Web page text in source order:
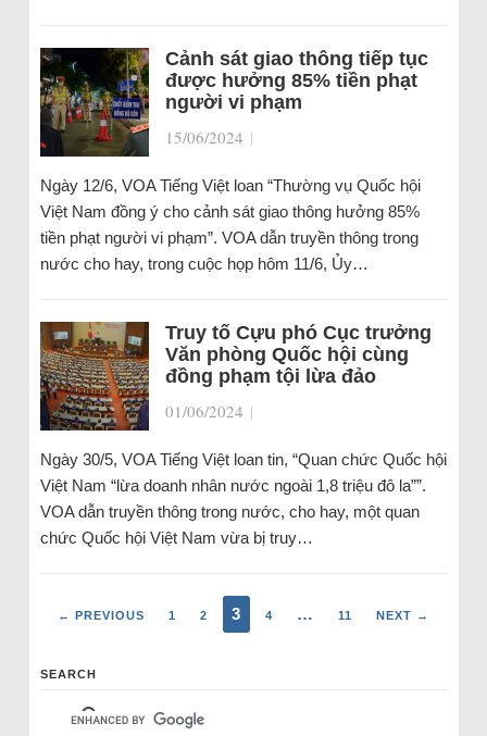
Cảnh sát giao thông tiếp tục
được hưởng 85% tiền phạt
người vi phạm
15/06/2024 |
Ngày 12/6, VOA Tiếng Việt loan “Thường vụ Quốc hội
Việt Nam đồng ý cho cảnh sát giao thông hưởng 85%
tiền phạt người vi phạm”. VOA dẫn truyền thông trong
nước cho hay, trong cuộc họp hôm 11/6, Ủy…
Truy tố Cựu phó Cục trưởng
Văn phòng Quốc hội cùng
đồng phạm tội lừa đảo
01/06/2024 |
Ngày 30/5, VOA Tiếng Việt loan tin, “Quan chức Quốc hội
Việt Nam “lừa doanh nhân nước ngoài 1,8 triệu đô la””.
VOA dẫn truyền thông trong nước, cho hay, một quan
chức Quốc hội Việt Nam vừa bị truy…
← PREVIOUS 1 2 3 4 … 11 NEXT →
SEARCH